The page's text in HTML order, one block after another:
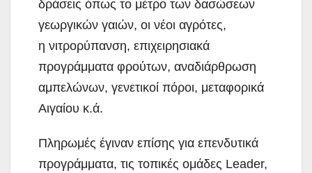
δράσεις όπως το μέτρο των δασώσεων
γεωργικών γαιών, οι νέοι αγρότες,
η νιτρορύπανση, επιχειρησιακά
προγράμματα φρούτων, αναδιάρθρωση
αμπελώνων, γενετικοί πόροι, μεταφορικά
Αιγαίου κ.ά.
Πληρωμές έγιναν επίσης για επενδυτικά
προγράμματα, τις τοπικές ομάδες Leader,